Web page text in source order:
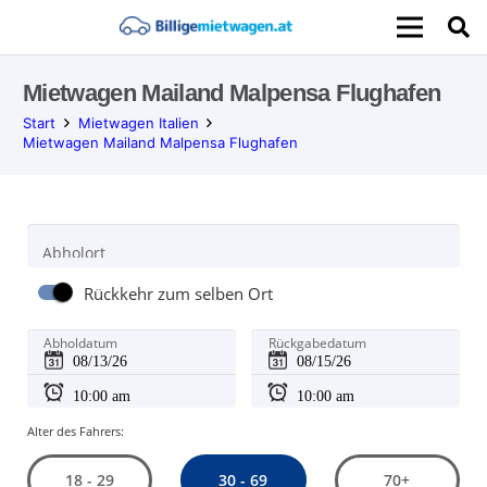
Mietwagen Mailand Malpensa Flughafen
Start
Mietwagen Italien
Mietwagen Mailand Malpensa Flughafen
Abholort
Rückkehr zum selben Ort
Abholdatum Rückgabedatum
Alter des Fahrers:
18 - 29 30 - 69 70+